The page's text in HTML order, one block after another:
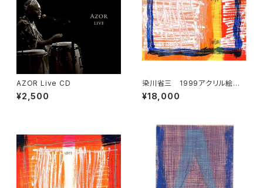
AZOR Live CD
¥2,500
染川省三 1999アクリル絵画
5
¥18,000